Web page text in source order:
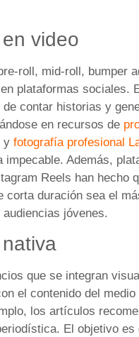
video
roll, mid-roll, bumper
plataformas sociales.
contar historias y
en recursos de
y fotografía profesional
impecable. Además,
Reels han hecho
corta duración sea el
jóvenes.
que se integran
el contenido del medio
los artículos
El objetivo es